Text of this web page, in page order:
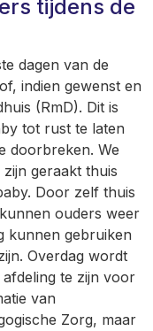
tijdens de
dagen van de
indien gewenst en
(RmD). Dit is
tot rust te laten
doorbreken. We
geraakt thuis
Door zelf thuis
ouders weer
kunnen gebruiken
Overdag wordt
te zijn voor
van
Zorg, maar